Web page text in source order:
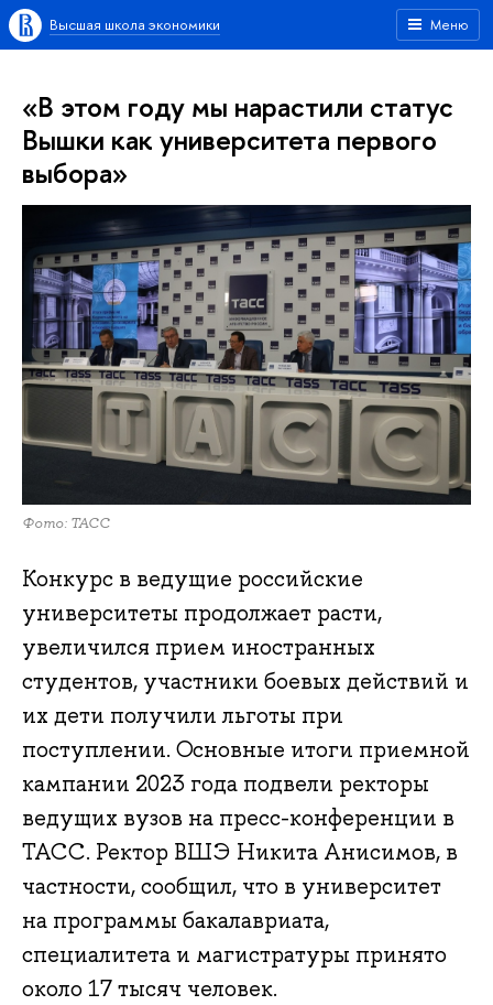
Меню
Высшая школа экономики
«В этом году мы нарастили статус
Вышки как университета первого
выбора»
Фото: ТАСС
Конкурс в ведущие российские
университеты продолжает расти,
увеличился прием иностранных
студентов, участники боевых действий и
их дети получили льготы при
поступлении. Основные итоги приемной
кампании 2023 года подвели ректоры
ведущих вузов на пресс-конференции в
ТАСС. Ректор ВШЭ Никита Анисимов, в
частности, сообщил, что в университет
на программы бакалавриата,
специалитета и магистратуры принято
около 17 тысяч человек.